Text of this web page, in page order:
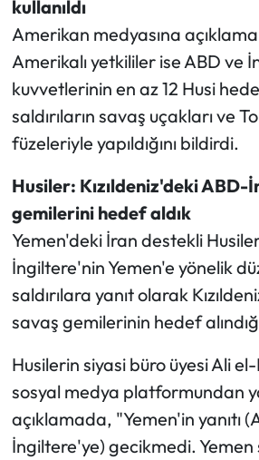
kullanıldı
Amerikan medyasına
Amerikalı yetkililer ise ABD ve
kuvvetlerinin en az 12 Husi
saldırıların savaş uçakları ve
füzeleriyle yapıldığını bildirdi.
Husiler: Kızıldeniz'deki ABD-
gemilerini hedef aldık
Yemen'deki İran destekli
İngiltere'nin Yemen'e yönelik
saldırılara yanıt olarak
savaş gemilerinin hedef
Husilerin siyasi büro üyesi Ali
sosyal medya platformundan
açıklamada, "Yemen'in yanıtı
İngiltere'ye) gecikmedi. Yemen